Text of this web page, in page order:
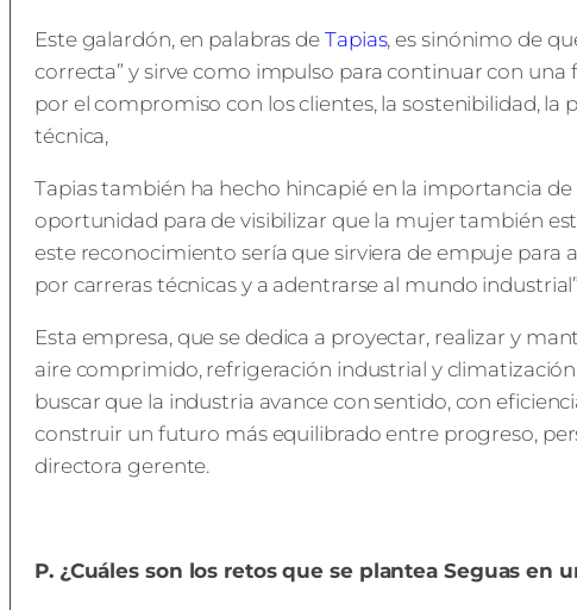
Este galardón, en palabras de Tapias, es sinónimo de
correcta” y sirve como impulso para continuar con
por el compromiso con los clientes, la sostenibilidad, la
técnica,
Tapias también ha hecho hincapié en la importancia
oportunidad para de visibilizar que la mujer también
este reconocimiento sería que sirviera de empuje para
por carreras técnicas y a adentrarse al mundo
Esta empresa, que se dedica a proyectar, realizar y
aire comprimido, refrigeración industrial y climatización
buscar que la industria avance con sentido, con
construir un futuro más equilibrado entre progreso,
directora gerente.
P. ¿Cuáles son los retos que se plantea Seguas en